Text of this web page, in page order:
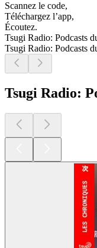
Scannez le code,
Téléchargez l’app,
Écoutez.
Tsugi Radio: Podcasts
Tsugi Radio: Podcasts
Tsugi Radio: